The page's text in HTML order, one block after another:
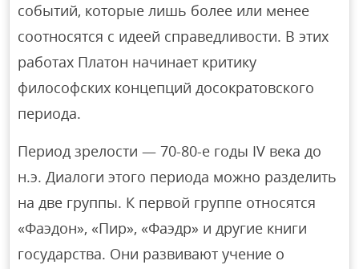
событий, которые лишь более или менее
соотносятся с идеей справедливости. В этих
работах Платон начинает критику
философских концепций досократовского
периода.
Период зрелости — 70-80-е годы IV века до
н.э. Диалоги этого периода можно разделить
на две группы. К первой группе относятся
«Фаэдон», «Пир», «Фаэдр» и другие книги
государства. Они развивают учение о